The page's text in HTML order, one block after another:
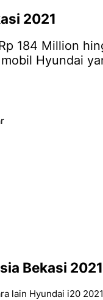
2021
184 Million
Hyundai
Bekasi 2021
lain Hyundai i20 2021